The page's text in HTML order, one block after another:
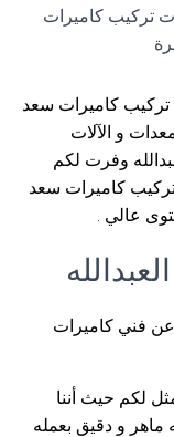
تركيب كاميرات
تركيب كاميرات سعد
و الآلات
وفرت لكم
كاميرات سعد
عالي .
فني كاميرات
لكم حيث أننا
ماهر و دقيق بعمله